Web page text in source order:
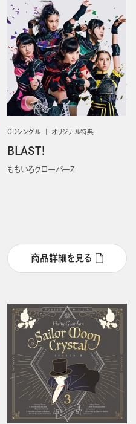
CDシングル オリジナル特典
BLAST!
ももいろクローバーＺ
商品詳細を見る